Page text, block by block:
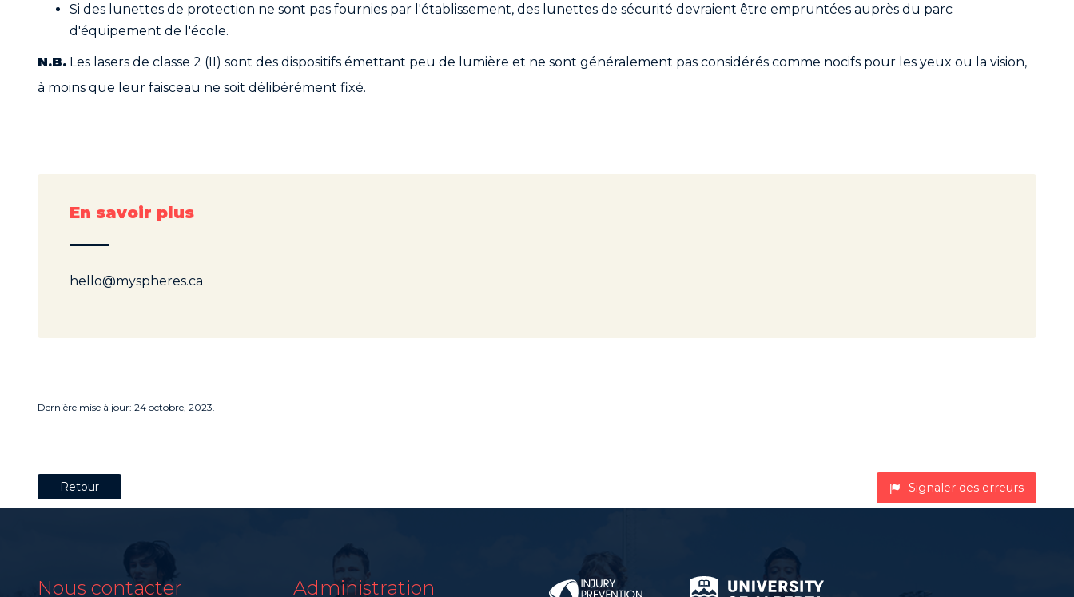
Si des lunettes de protection ne sont pas fournies par l'établissement, des lunettes de sécurité devraient être empruntées auprès du parc
d'équipement de l'école.
N.B. Les lasers de classe 2 (II) sont des dispositifs émettant peu de lumière et ne sont généralement pas considérés comme nocifs pour les yeux ou la vision,
à moins que leur faisceau ne soit délibérément fixé.
En savoir plus
hello@myspheres.ca
Dernière mise à jour: 24 octobre, 2023.
Retour Signaler des erreurs
Nous contacter Administration